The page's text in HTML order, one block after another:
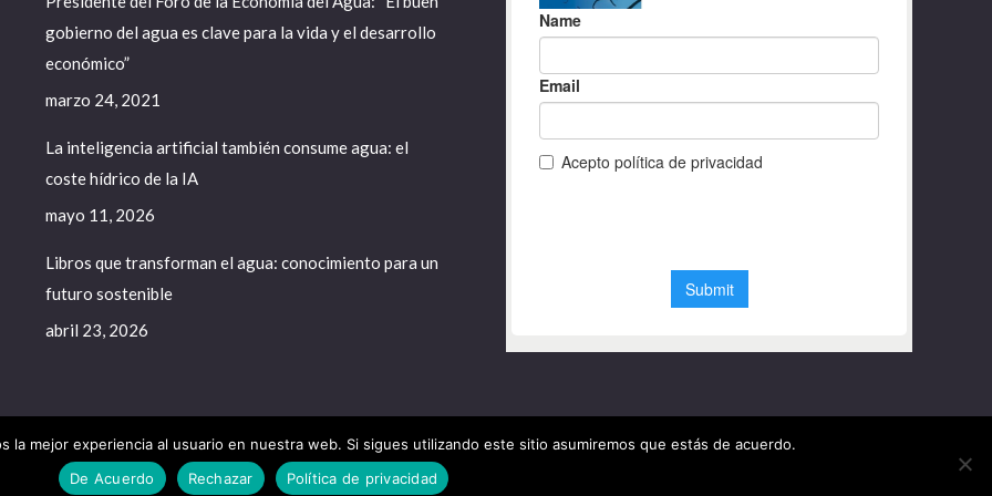
gobierno del agua es clave para la vida y el desarrollo
económico”
marzo 24, 2021
La inteligencia artificial también consume agua: el
coste hídrico de la IA
mayo 11, 2026
Libros que transforman el agua: conocimiento para un
futuro sostenible
abril 23, 2026
del Agua - 2020. All rights reserved.
la mejor experiencia al usuario en nuestra web. Si sigues utilizando este sitio asumiremos que estás de acuerdo.
De Acuerdo
Rechazar Política de privacidad